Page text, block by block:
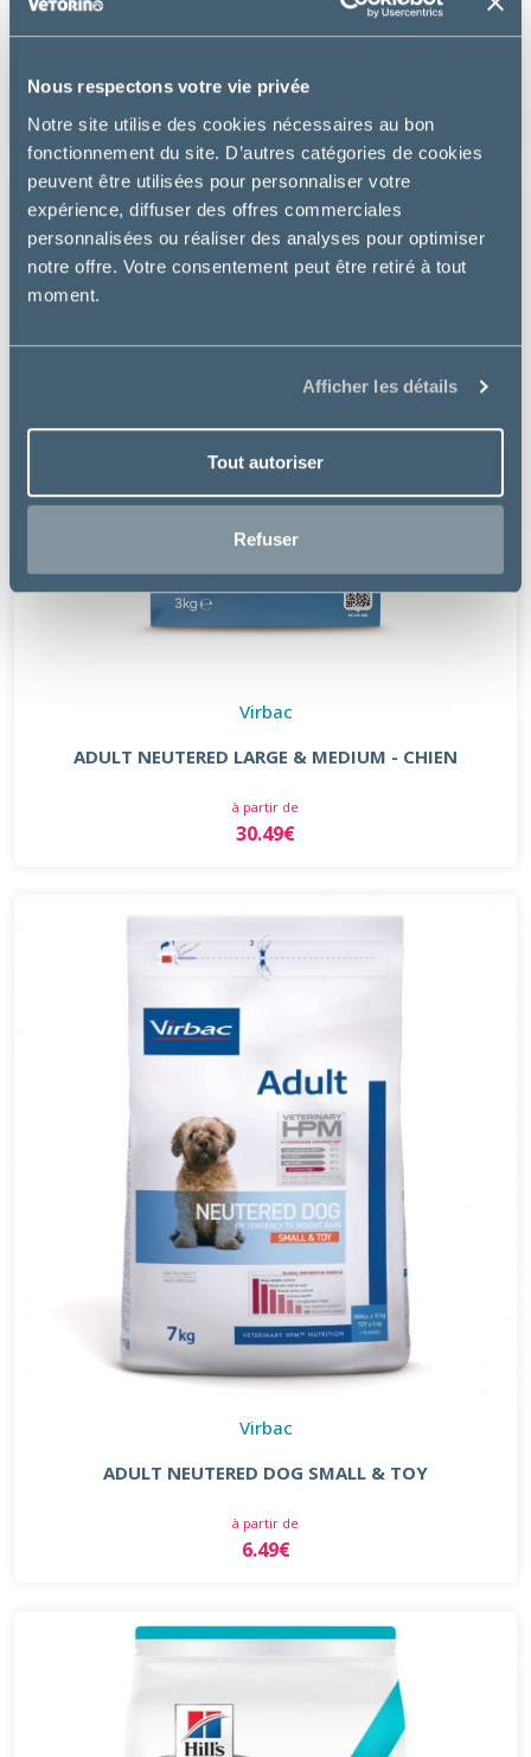
Nous respectons votre vie privée
Notre site utilise des cookies nécessaires au bon
fonctionnement du site. D’autres catégories de cookies
peuvent être utilisées pour personnaliser votre
expérience, diffuser des offres commerciales
personnalisées ou réaliser des analyses pour optimiser
notre offre. Votre consentement peut être retiré à tout
moment.
Afficher les détails
Tout autoriser
Refuser
CHIEN MULTI-BENEFIT + DENTAL ADULT MEDIUM &
LARGE POULET
à partir de
24.49€
Virbac
ADULT NEUTERED LARGE & MEDIUM - CHIEN
à partir de
30.49€
Virbac
ADULT NEUTERED DOG SMALL & TOY
à partir de
6.49€